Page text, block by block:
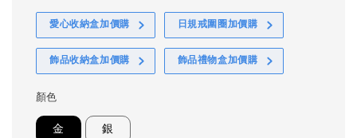
愛心收納盒加價購 日規戒圍圈加價購
飾品收納盒加價購 飾品禮物盒加價購
顏色
金 銀